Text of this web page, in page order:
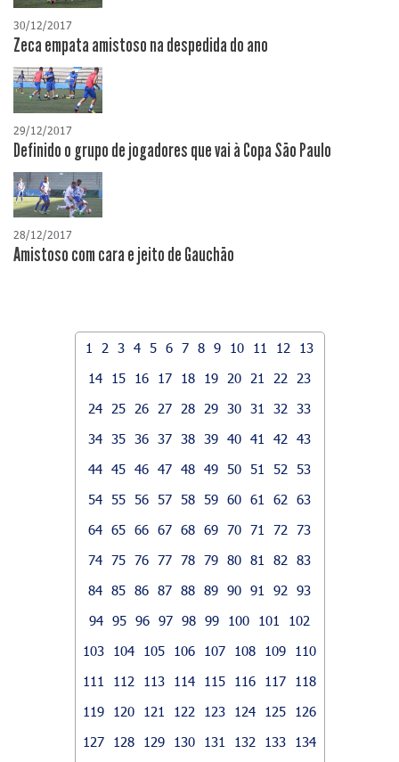
30/12/2017
Zeca empata amistoso na despedida do ano
29/12/2017
Definido o grupo de jogadores que vai à Copa São Paulo
28/12/2017
Amistoso com cara e jeito de Gauchão
1 2 3 4 5 6 7 8 9 10 11 12
13
14
15 16 17 18 19 20 21 22
23
24
25 26 27 28 29 30 31 32
33
34 35 36 37 38 39 40 41 42
43
44 45 46 47 48 49 50 51 52
53
54 55 56 57 58 59 60 61 62
63
64 65 66 67 68 69 70 71 72
73
74 75 76 77 78 79 80 81 82
83
84 85 86 87 88 89 90 91 92
93
94 95 96 97 98 99 100 101
102
103
104 105 106 107 108 109
110
111
112 113 114 115 116 117
118
119
120 121 122 123 124 125
126
127
128 129 130 131 132 133
134